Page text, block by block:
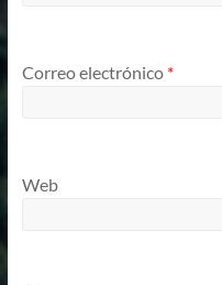
Correo electrónico *
Web